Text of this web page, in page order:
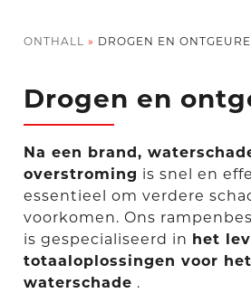
ONTHALL » DROGEN EN
Drogen en
Na een brand,
overstroming is snel en
essentieel om verdere
voorkomen. Ons
is gespecialiseerd in het
totaaloplossingen voor
waterschade .